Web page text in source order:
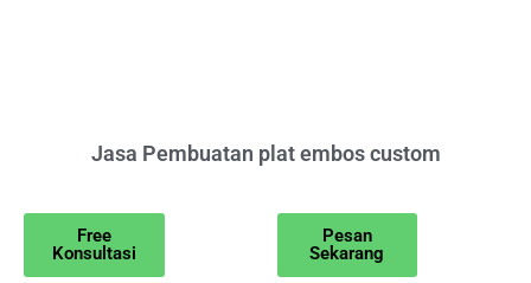
Jasa Pembuatan plat embos custom
Free
Konsultasi
Pesan
Sekarang